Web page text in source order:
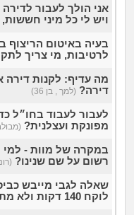
אני הולך לעבור
ויש לי כל מיני
בעיה באיטום הריצוף
לרטיבות, מי צריך
מה עדיף: לקנות דירה
דירה? (למך , בן 36)
לעבור לעבוד בחו״ל
מפונקת ועצלנית?
במקרה של מוות - למי
רשום על שם שנינו?
שאלה לגבי מייבש
לוקח 140 דקות ולא מתייבש עד הסוף?